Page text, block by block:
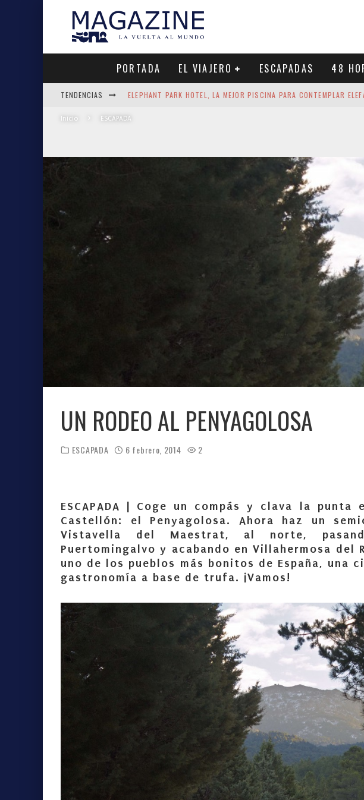
PORTADA EL VIAJERO ESCAPADAS 48
TENDENCIAS ELEPHANT PARK HOTEL, LA MEJOR PISCINA PARA CONTEMPLAR
QUÉ VER EN COLOMBO EN UN DÍA: EL RECORRIDO IMPRESCINDIBLE
LAS AGUAS TERMALES DE COSTA RICA: UN BAÑO ENTRE VOLCANES Y
SNORKEL CON TIBURONES EN MALDIVAS: LA AVENTURA QUE
Inicio ESCAPADA
UN RODEO AL PENYAGOLOSA
ESCAPADA 6 febrero, 2014 2
ESCAPADA | Coge un compás y clava la punta
Castellón: el Penyagolosa. Ahora haz un
Vistavella del Maestrat, al norte,
Puertomingalvo y acabando en Villahermosa del
uno de los pueblos más bonitos de España, una
gastronomía a base de trufa. ¡Vamos!